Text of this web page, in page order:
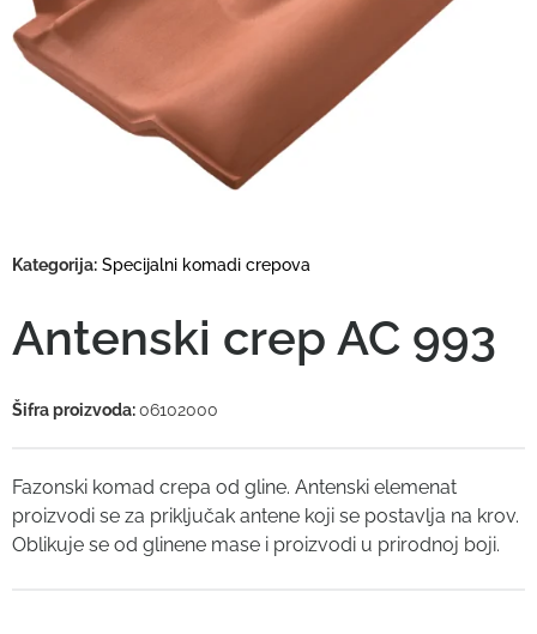
Kategorija: Specijalni komadi crepova
Antenski crep AC 993
Šifra proizvoda:06102000
Fazonski komad crepa od gline. Antenski elemenat
proizvodi se za priključak antene koji se postavlja na krov.
Oblikuje se od glinene mase i proizvodi u prirodnoj boji.